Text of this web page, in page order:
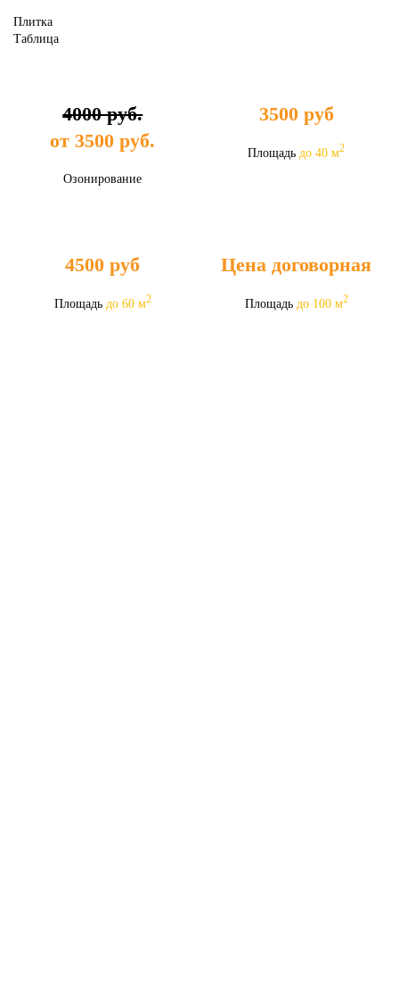
Плитка
Таблица
4000 руб.
от3500 руб.
Озонирование
3500руб
Площадь до 40 м2
4500 руб
Площадь до 60 м2
Цена договорная
Площадь до 100 м2